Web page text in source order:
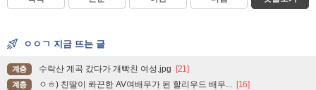
ㅇㅇㄱ 지금 뜨는 글
계층 수락산 계곡 갔다가 개빡친 여성.jpg [21]
계층 ㅇㅎ) 친딸이 롸끈한 AV여배우가 된 할리우드 배우... [16]